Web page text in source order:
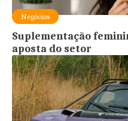
Negócios
Suplementação
aposta do setor